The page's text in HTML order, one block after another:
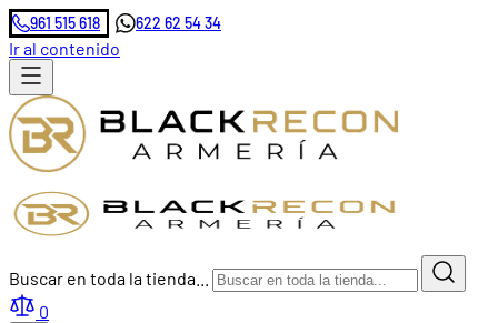
961 515 618 622 62 54 34
Ir al contenido
Buscar en toda la tienda...
0